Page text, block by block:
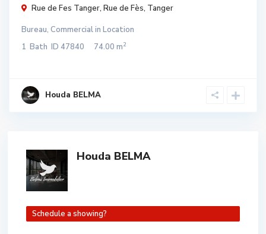
Rue de Fes Tanger, Rue de Fès, Tanger
Bureau, Commercialin Location
1 Bath ID 47840 74.00 m2
Houda BELMA
Houda BELMA
Schedule a showing?